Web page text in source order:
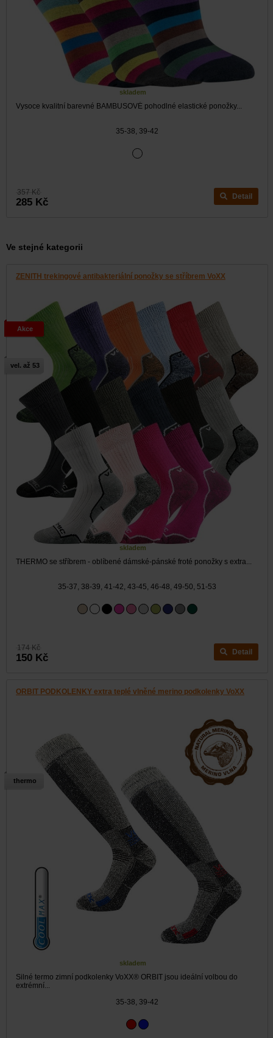
skladem
Vysoce kvalitní barevné BAMBUSOVÉ pohodlné elastické ponožky...
35-38, 39-42
357 Kč
285 Kč Detail
Ve stejné kategorii
ZENITH trekingové antibakteriální ponožky se stříbrem VoXX
skladem
THERMO se stříbrem - oblíbené dámské-pánské froté ponožky s extra...
35-37, 38-39, 41-42, 43-45, 46-48, 49-50, 51-53
vel. až 53
Akce
174 Kč
150 Kč Detail
ORBIT PODKOLENKY extra teplé vlněné merino podkolenky VoXX
skladem
Silné termo zimní podkolenky VoXX® ORBIT jsou ideální volbou do
extrémní...
35-38, 39-42
thermo